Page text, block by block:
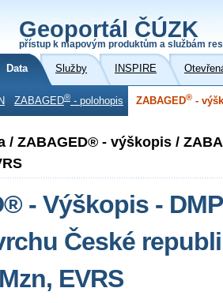
Geoportál ČÚZK
přístup k mapovým produktům a službám
Data Služby INSPIRE
ZABAGED® - polohopis ZABAGED® -
/ ZABAGED® - výškopis /
- Výškopis -
České
EVRS